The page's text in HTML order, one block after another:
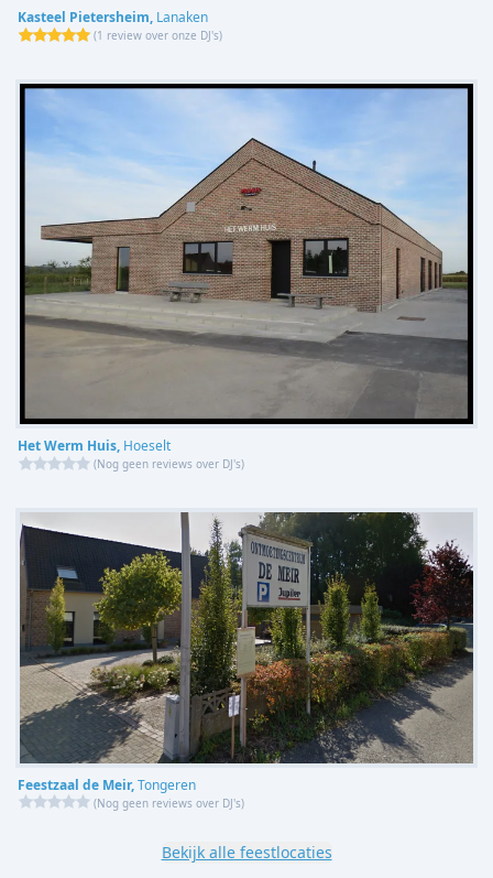
Kasteel Pietersheim, Lanaken
(1 review over onze DJ's)
Het Werm Huis, Hoeselt
(Nog geen reviews over DJ's)
Feestzaal de Meir,Tongeren
(Nog geen reviews over DJ's)
Bekijk alle feestlocaties